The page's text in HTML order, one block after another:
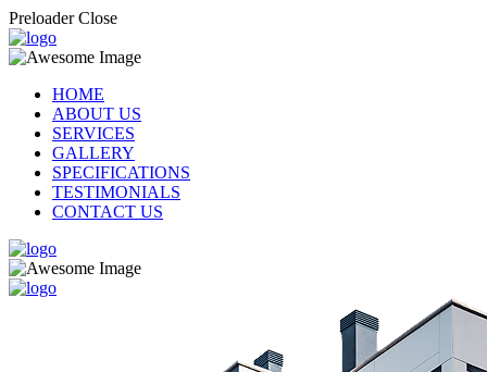
Preloader Close
HOME
ABOUT US
SERVICES
GALLERY
SPECIFICATIONS
TESTIMONIALS
CONTACT US